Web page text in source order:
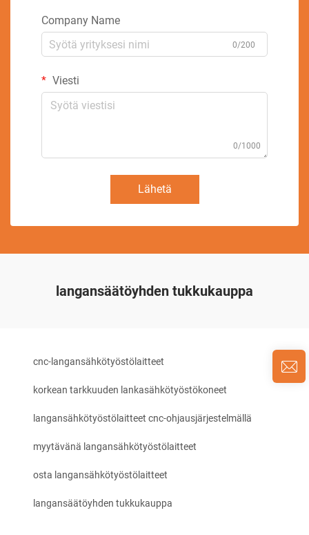
Company Name
0/200
Viesti
0/1000
Lähetä
langansäätöyhden tukkukauppa
cnc-langansähkötyöstölaitteet
korkean tarkkuuden lankasähkötyöstökoneet
langansähkötyöstölaitteet cnc-ohjausjärjestelmällä
myytävänä langansähkötyöstölaitteet
osta langansähkötyöstölaitteet
langansäätöyhden tukkukauppa